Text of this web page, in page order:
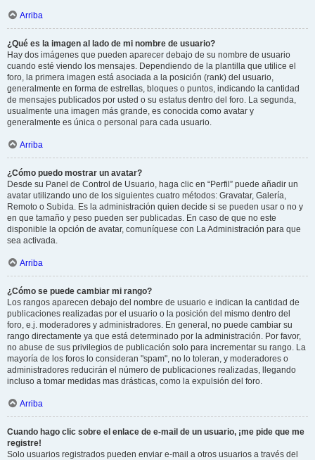
Arriba
¿Qué es la imagen al lado de mi nombre de usuario?
Hay dos imágenes que pueden aparecer debajo de su nombre de usuario
cuando esté viendo los mensajes. Dependiendo de la plantilla que utilice el
foro, la primera imagen está asociada a la posición (rank) del usuario,
generalmente en forma de estrellas, bloques o puntos, indicando la cantidad
de mensajes publicados por usted o su estatus dentro del foro. La segunda,
usualmente una imagen más grande, es conocida como avatar y
generalmente es única o personal para cada usuario.
Arriba
¿Cómo puedo mostrar un avatar?
Desde su Panel de Control de Usuario, haga clic en “Perfil” puede añadir un
avatar utilizando uno de los siguientes cuatro métodos: Gravatar, Galería,
Remoto o Subida. Es la administración quien decide si se pueden usar o no y
en que tamaño y peso pueden ser publicadas. En caso de que no este
disponible la opción de avatar, comuníquese con La Administración para que
sea activada.
Arriba
¿Cómo se puede cambiar mi rango?
Los rangos aparecen debajo del nombre de usuario e indican la cantidad de
publicaciones realizadas por el usuario o la posición del mismo dentro del
foro, e.j. moderadores y administradores. En general, no puede cambiar su
rango directamente ya que está determinado por la administración. Por favor,
no abuse de sus privilegios de publicación solo para incrementar su rango. La
mayoría de los foros lo consideran "spam", no lo toleran, y moderadores o
administradores reducirán el número de publicaciones realizadas, llegando
incluso a tomar medidas mas drásticas, como la expulsión del foro.
Arriba
Cuando hago clic sobre el enlace de e-mail de un usuario, ¡me pide que me
registre!
Solo usuarios registrados pueden enviar e-mail a otros usuarios a través del